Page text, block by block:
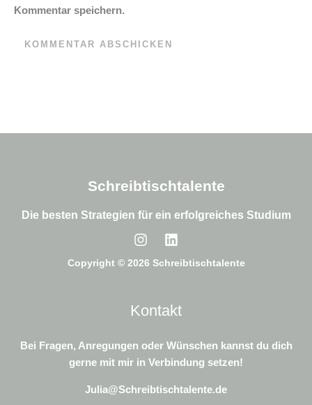
Kommentar speichern.
Schreibtischtalente
Die besten Strategien für ein erfolgreiches Studium
Copyright © 2026 Schreibtischtalente
Kontakt
Bei Fragen, Anregungen oder Wünschen kannst du dich
gerne mit mir in Verbindung setzen!
Julia@Schreibtischtalente.de